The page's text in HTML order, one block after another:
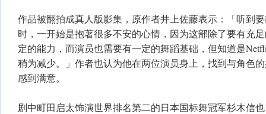
作品被翻拍成真人版影集，原作者井上佐藤表示：「听到
时，一开始是抱著很多不安的心情，因为这部除了要有充
定的能力，而演员也需要有一定的舞蹈基础，但知道是
稍为减少。」作者也认为他在两位演员身上，找到与角色
感到满意。
剧中町田启太饰演世界排名第二的日本国标舞冠军杉木信